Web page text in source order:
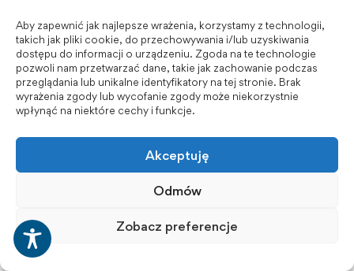
Aby zapewnić jak najlepsze wrażenia, korzystamy z technologii,
takich jak pliki cookie, do przechowywania i/lub uzyskiwania
dostępu do informacji o urządzeniu. Zgoda na te technologie
pozwoli nam przetwarzać dane, takie jak zachowanie podczas
przeglądania lub unikalne identyfikatory na tej stronie. Brak
wyrażenia zgody lub wycofanie zgody może niekorzystnie
wpłynąć na niektóre cechy i funkcje.
Akceptuję
Odmów
Zobacz preferencje
z harmonogramem podanym
na stronie PWSZ w Raciborzu.
[/et_pb_text][/et_pb_column][/et_pb_row]
admin_label=”section” _builder_version=”3.0.51″
use_background_color_gradient=”on”
background_color_gradient_start=”#e02b20″
background_color_gradient_end=”#9e2a12″]
[et_pb_row admin_label=”row”
_builder_version=”3.0.51″][et_pb_column type=”4_4″]